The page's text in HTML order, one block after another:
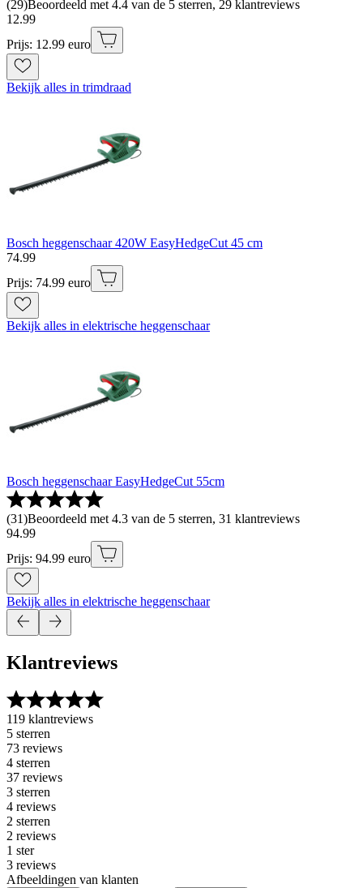
(29)Beoordeeld met 4.4 van de 5 sterren, 29 klantreviews
12.99
Prijs: 12.99 euro
Bekijk alles in trimdraad
Bosch heggenschaar 420W EasyHedgeCut 45 cm
74.99
Prijs: 74.99 euro
Bekijk alles in elektrische heggenschaar
Bosch heggenschaar EasyHedgeCut 55cm
(31)Beoordeeld met 4.3 van de 5 sterren, 31 klantreviews
94.99
Prijs: 94.99 euro
Bekijk alles in elektrische heggenschaar
Klantreviews
119 klantreviews
5 sterren
73 reviews
4 sterren
37 reviews
3 sterren
4 reviews
2 sterren
2 reviews
1 ster
3 reviews
Afbeeldingen van klanten